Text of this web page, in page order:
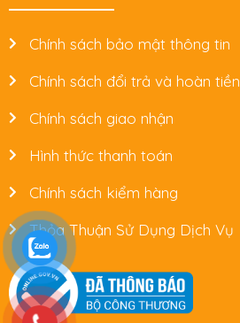
Chính sách bảo mật thông tin
Chính sách đổi trả và hoàn tiền
Chính sách giao nhận
Hình thức thanh toán
Chính sách kiểm hàng
Thỏa Thuận Sử Dụng Dịch Vụ